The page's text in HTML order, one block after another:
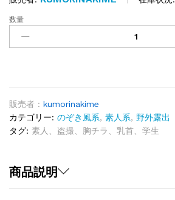
過
最
ン
ク
の
自
鮮
数量
販売者 : kumorinakime
カテゴリー: のぞき風系, 素人系, 野外露出
タグ: 素人、盗撮、胸チラ、乳首、学生
商品説明